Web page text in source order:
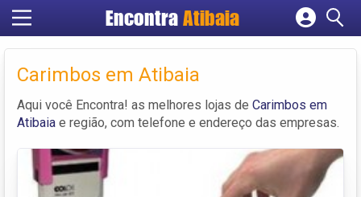
Encontra Atibaia
Cadastrar empresa
Criar conta
Carimbos em Atibaia
Aqui você Encontra! as melhores lojas de Carimbos em
Atibaia e região, com telefone e endereço das empresas.